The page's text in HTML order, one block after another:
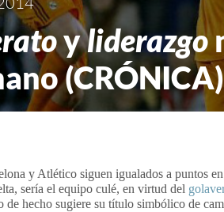
yliderazgo
(CRÓNICA)
y Atlético siguen igualados a puntos
sería el equipo culé, en virtud del
de hecho sugiere su título simbólico de